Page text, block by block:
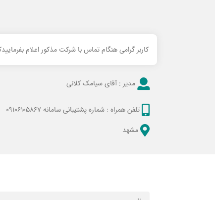
کاربر گرامی هنگام تماس با شرکت مذکور اعلام
مدیر : آقای سیامک کلانی
تلفن همراه : شماره پشتیبانی سامانه 09106105867
مشهد